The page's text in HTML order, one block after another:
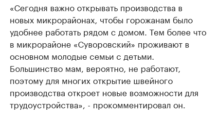
«Сегодня важно открывать производства в
новых микрорайонах, чтобы горожанам было
удобнее работать рядом с домом. Тем более что
в микрорайоне «Суворовский» проживают в
основном молодые семьи с детьми.
Большинство мам, вероятно, не работают,
поэтому для многих открытие швейного
производства откроет новые возможности для
трудоустройства», - прокомментировал он.